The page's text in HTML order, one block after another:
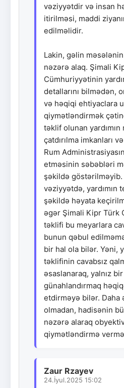
vəziyyətdir və insan
itirilməsi, maddi
edilməlidir.
Lakin, gəlin
nəzərə alaq. Şimali
Cümhuriyyətinin
detallarını bilmədən,
və həqiqi ehtiyaclara
qiymətləndirmək
təklif olunan yardımın
çatdırılma imkanları
Rum
etməsinin səbəbləri
şəkildə
vəziyyətdə, yardımın
şəkildə həyata
əgər Şimali Kipr Türk
təklifi bu meyarlara
bunun qəbul
bir hal ola bilər. Yəni,
təklifinin cavabsız
əsaslanaraq, yalnız
günahlandırmaq
etdirməyə bilər. Daha
olmadan, hadisənin
nəzərə alaraq
qiymətləndirmə
Zaur Rzayev
24.İyul.2025 15:02